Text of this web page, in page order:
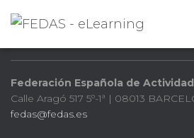
Federación Española de
Calle Aragó 517 5º-1ª | 08013
fedas@fedas.es